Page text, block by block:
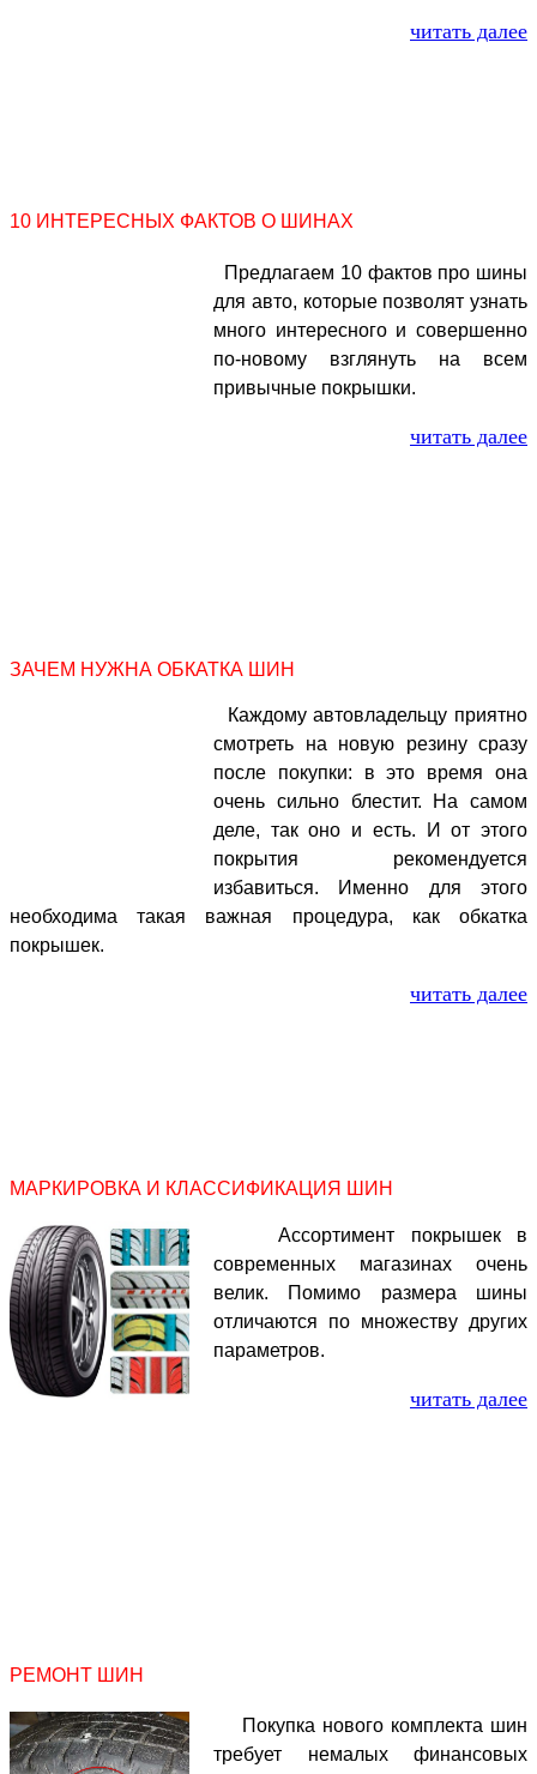
читать далее
10 ИНТЕРЕСНЫХ ФАКТОВ О ШИНАХ
Предлагаем 10 фактов про шины
для авто, которые позволят узнать
много интересного и совершенно
по-новому взглянуть на всем
привычные покрышки.
читать далее
ЗАЧЕМ НУЖНА ОБКАТКА ШИН
Каждому автовладельцу приятно
смотреть на новую резину сразу
после покупки: в это время она
очень сильно блестит. На самом
деле, так оно и есть. И от этого
покрытия рекомендуется
избавиться. Именно для этого
необходима такая важная процедура, как обкатка
покрышек.
читать далее
МАРКИРОВКА И КЛАССИФИКАЦИЯ ШИН
Ассортимент покрышек в
современных магазинах очень
велик. Помимо размера шины
отличаются по множеству других
параметров.
читать далее
РЕМОНТ ШИН
Покупка нового комплекта шин
требует немалых финансовых